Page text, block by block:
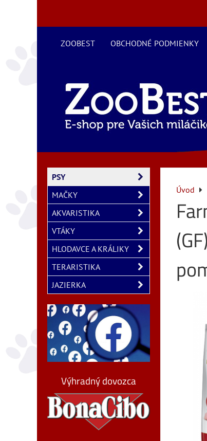
ZOOBEST OBCHODNÉ PODMIENKY
Úvod
PSY
MAČKY
AKVARISTIKA
VTÁKY
HLODAVCE A KRÁLIKY
TERARISTIKA
JAZIERKA
Výhradný dovozca